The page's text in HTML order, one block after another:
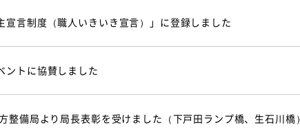
宣言制度（職人いきいき宣言）」に登録しました
ントに協賛しました
整備局より局長表彰を受けました（下戸田ランプ橋、生石川橋）